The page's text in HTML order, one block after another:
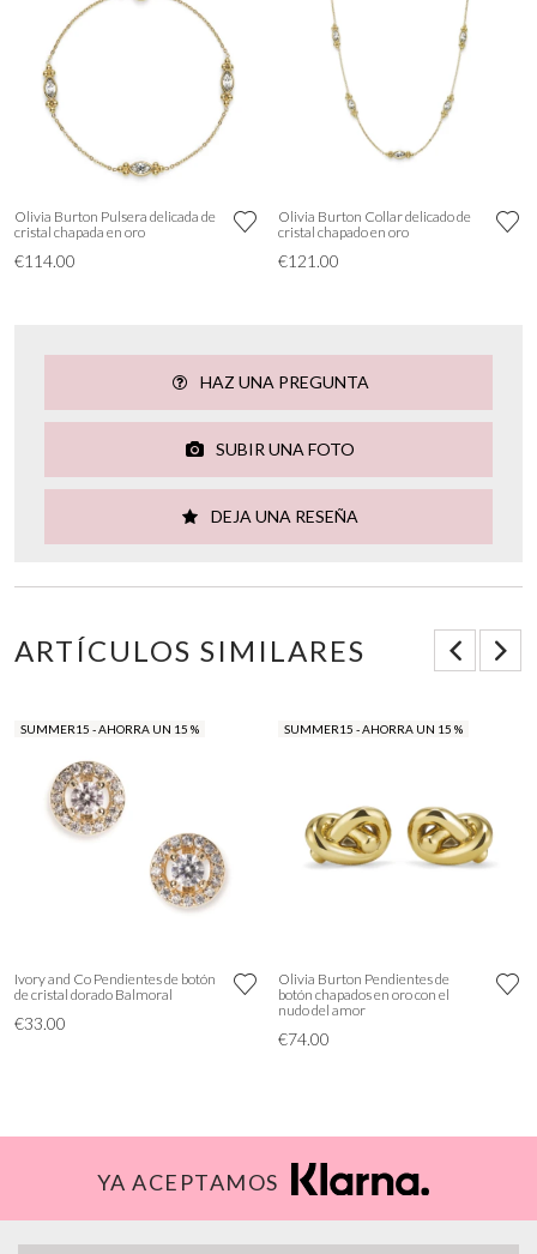
Olivia Burton Pulsera delicada de
cristal chapada en oro
€114.00
Olivia Burton Collar delicado de
cristal chapado en oro
€121.00
HAZ UNA PREGUNTA
SUBIR UNA FOTO
DEJA UNA RESEÑA
ARTÍCULOS SIMILARES
SUMMER15 - AHORRA UN 15 %
Ivory and Co Pendientes de botón
de cristal dorado Balmoral
€33.00
SUMMER15 - AHORRA UN 15 %
Olivia Burton Pendientes de
botón chapados en oro con el
nudo del amor
€74.00
YA ACEPTAMOS